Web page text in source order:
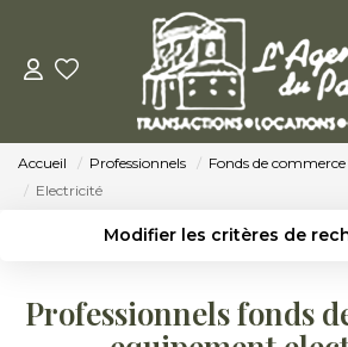
ACHETER
LOUER
Accueil Professionnels Fonds de commerce
Electricité
Modifier les critères de
Sélectionnez...
Type de bien
Surface
Professionnels fonds